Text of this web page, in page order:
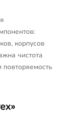
корпусов
чистота
повторяемость